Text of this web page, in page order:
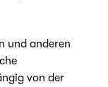
und anderen
von der